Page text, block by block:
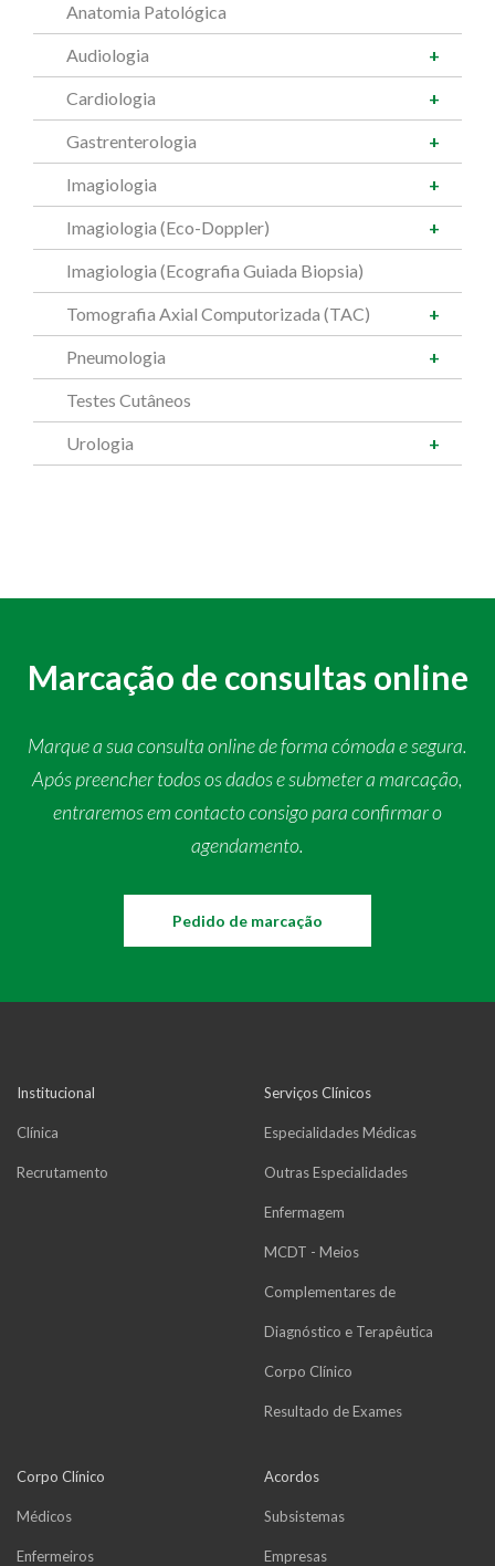
Anatomia Patológica
Audiologia
Cardiologia
Gastrenterologia
Imagiologia
Imagiologia (Eco-Doppler)
Imagiologia (Ecografia Guiada Biopsia)
Tomografia Axial Computorizada (TAC)
Pneumologia
Testes Cutâneos
Urologia
Marcação de consultas online
Marque a sua consulta online de forma cómoda e segura.
Após preencher todos os dados e submeter a marcação,
entraremos em contacto consigo para confirmar o
agendamento.
Pedido de marcação
Institucional
Clínica
Recrutamento
Serviços Clínicos
Especialidades Médicas
Outras Especialidades
Enfermagem
MCDT - Meios
Complementares de
Diagnóstico e Terapêutica
Corpo Clínico
Resultado de Exames
Corpo Clínico
Médicos
Enfermeiros
Acordos
Subsistemas
Empresas